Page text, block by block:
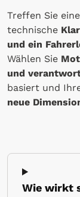
Treffen Sie
technische
und ein
Wählen Sie
und
basiert und
neue
Wie wirkt